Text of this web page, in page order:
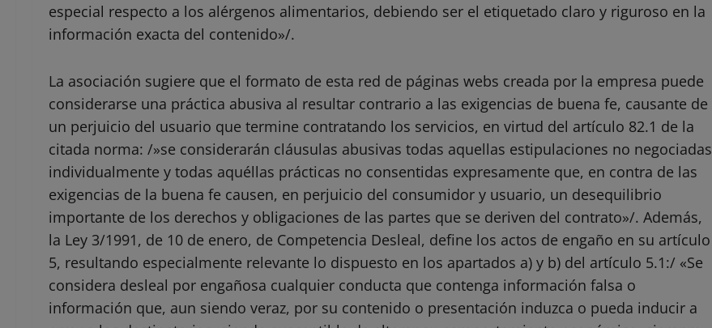
especial respecto a los alérgenos alimentarios, debiendo ser el etiquetado claro y riguroso en la
información exacta del contenido»/.
La asociación sugiere que el formato de esta red de páginas webs creada por la empresa puede
considerarse una práctica abusiva al resultar contrario a las exigencias de buena fe, causante de
un perjuicio del usuario que termine contratando los servicios, en virtud del artículo 82.1 de la
citada norma: /»se considerarán cláusulas abusivas todas aquellas estipulaciones no negociadas
individualmente y todas aquéllas prácticas no consentidas expresamente que, en contra de las
exigencias de la buena fe causen, en perjuicio del consumidor y usuario, un desequilibrio
importante de los derechos y obligaciones de las partes que se deriven del contrato»/. Además,
la Ley 3/1991, de 10 de enero, de Competencia Desleal, define los actos de engaño en su artículo
5, resultando especialmente relevante lo dispuesto en los apartados a) y b) del artículo 5.1:/ «Se
considera desleal por engañosa cualquier conducta que contenga información falsa o
información que, aun siendo veraz, por su contenido o presentación induzca o pueda inducir a